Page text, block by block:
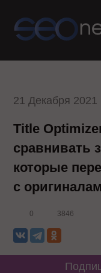
21 Декабря 2021
Title
сравнивать
которые
с
0 3846